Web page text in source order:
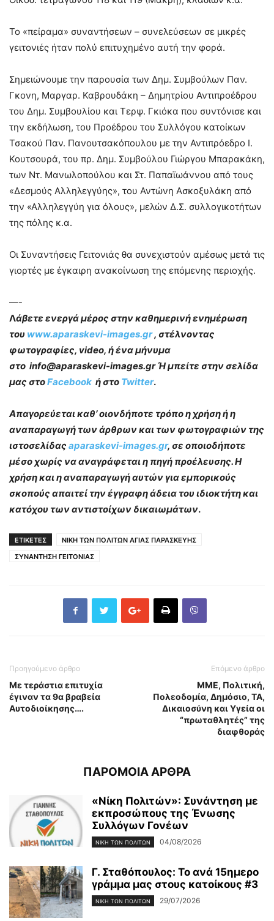
Το «πείραμα» συναντήσεων – συνελεύσεων σε μικρές
γειτονιές ήταν πολύ επιτυχημένο αυτή την φορά.
Σημειώνουμε την παρουσία των Δημ. Συμβούλων Παν.
Γκονη, Μαργαρ. Καβρουδάκη – Δημητρίου Αντιπροέδρου
του Δημ. Συμβουλίου και Τερψ. Γκιόκα που συντόνισε και
την εκδήλωση, του Προέδρου του Συλλόγου κατοίκων
Τσακού Παν. Πανουτσακόπουλου με την Αντιπρόεδρο Ι.
Κουτσουρά, του πρ. Δημ. Συμβούλου Γιώργου Μπαρακάκη,
των Ντ. Μανωλοπούλου και Στ. Παπαϊωάννου από τους
«Δεσμούς Αλληλεγγύης», του Αντώνη Ασκοξυλάκη από
την «Αλληλεγγύη για όλους», μελών Δ.Σ. συλλογικοτήτων
της πόλης κ.α.
Οι Συναντήσεις Γειτονιάς θα συνεχιστούν αμέσως μετά τις
γιορτές με έγκαιρη ανακοίνωση της επόμενης περιοχής.
—-
Λάβετε ενεργά μέρος στην καθημερινή ενημέρωση
του www.aparaskevi-images.gr, στέλνοντας
φωτογραφίες, video, ή ένα μήνυμα
στο info@aparaskevi-images.gr Ή μπείτε στην σελίδα
μας στοFacebook ή στο Twitter.
Απαγορεύεται καθ’ οιονδήποτε τρόπο η χρήση ή η
αναπαραγωγή των άρθρων και των φωτογραφιών της
ιστοσελίδας aparaskevi-images.gr, σε οποιοδήποτε
μέσο χωρίς να αναγράφεται η πηγή προέλευσης. Η
χρήση και η αναπαραγωγή αυτών για εμπορικούς
σκοπούς απαιτεί την έγγραφη άδεια του ιδιοκτήτη και
κατόχου των αντιστοίχων δικαιωμάτων.
ΕΤΙΚΕΤΕΣ
ΝΙΚΗ ΤΩΝ ΠΟΛΙΤΩΝ ΑΓΙΑΣ ΠΑΡΑΣΚΕΥΗΣ
ΣΥΝΑΝΤΗΣΗ ΓΕΙΤΟΝΙΑΣ
Προηγούμενο άρθρο
Με τεράστια επιτυχία
έγιναν τα 9α βραβεία
Αυτοδιοίκησης….
Επόμενο άρθρο
ΜΜΕ, Πολιτική,
Πολεοδομία, Δημόσιο, ΤΑ,
Δικαιοσύνη και Υγεία οι
“πρωταθλητές” της
διαφθοράς
ΠΑΡΟΜΟΙΑ ΑΡΘΡΑ
«Νίκη Πολιτών»: Συνάντηση με
εκπροσώπους της Ένωσης
Συλλόγων Γονέων
ΝΊΚΗ ΤΩΝ ΠΟΛΙΤΏΝ 04/08/2026
Γ. Σταθόπουλος: Το ανά 15ημερο
γράμμα μας στους κατοίκους #3
ΝΊΚΗ ΤΩΝ ΠΟΛΙΤΏΝ 29/07/2026